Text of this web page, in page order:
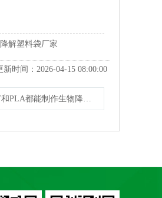
解塑料袋厂家
时间：2026-04-15 08:00:00
生物降解塑料袋吗？哪个单价更便宜？